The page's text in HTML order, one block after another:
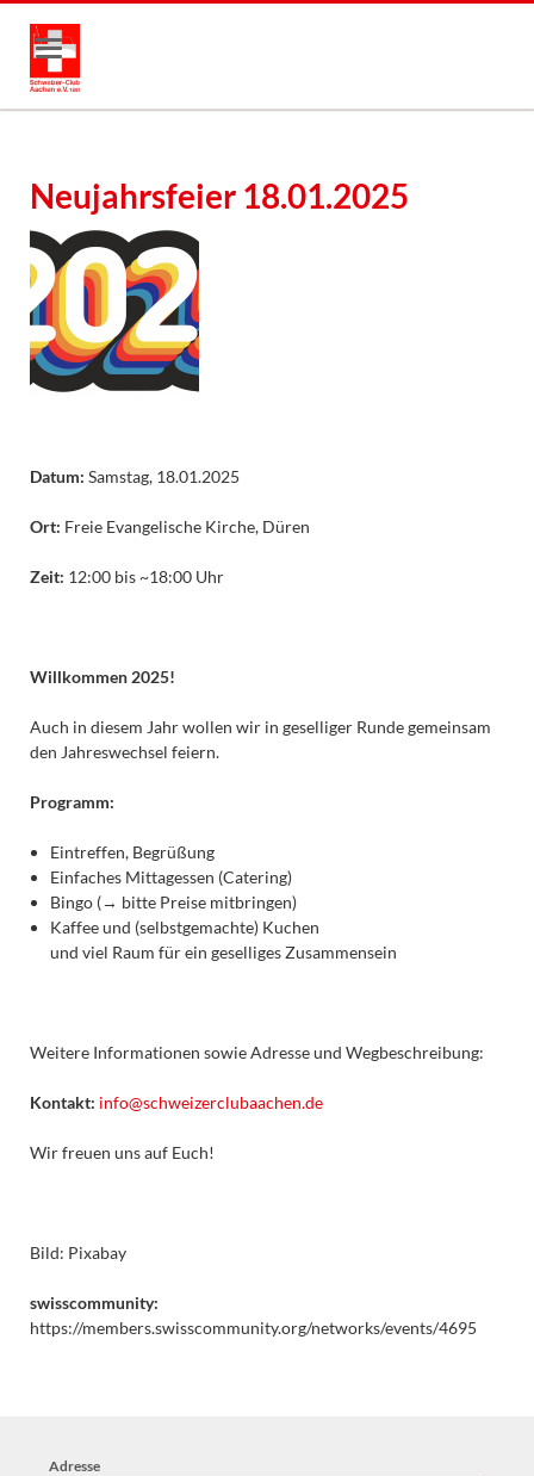
Neujahrs­feier 18.01.2025
Datum: Samstag, 18.01.2025
Ort: Freie Evangelische Kirche, Düren
Zeit: 12:00 bis ~18:00 Uhr
Willkommen 2025!
Auch in diesem Jahr wollen wir in geselliger Runde gemeinsam
den Jahreswechsel feiern.
Programm:
Eintreffen, Begrüßung
Einfaches Mittagessen (Catering)
Bingo (→ bitte Preise mitbringen)
Kaffee und (selbstgemachte) Kuchen
und viel Raum für ein geselliges Zusammensein
Weitere Informationen sowie Adresse und Wegbeschreibung:
Kontakt: info@schweizerclubaachen.de
Wir freuen uns auf Euch!
Bild: Pixabay
swisscommunity:
https://members.swisscommunity.org/networks/events/4695
Adresse